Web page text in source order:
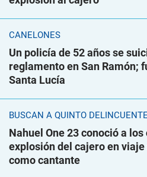
CANELONES
Un policía de 52 años se
reglamento en San Ramón;
Santa Lucía
BUSCAN A QUINTO DELINCUENTE
Nahuel One 23 conoció a
explosión del cajero en
como cantante